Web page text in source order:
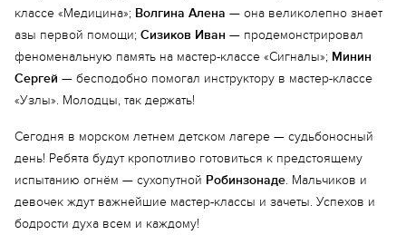
классе «Медицина»; Волгина Алена — она великолепно знает
азы первой помощи; Сизиков Иван — продемонстрировал
феноменальную память на мастер-классе «Сигналы»; Минин
Сергей — бесподобно помогал инструктору в мастер-классе
«Узлы». Молодцы, так держать!
Сегодня в морском летнем детском лагере — судьбоносный
день! Ребята будут кропотливо готовиться к предстоящему
испытанию огнём — сухопутной Робинзонаде. Мальчиков и
девочек ждут важнейшие мастер-классы и зачеты. Успехов и
бодрости духа всем и каждому!